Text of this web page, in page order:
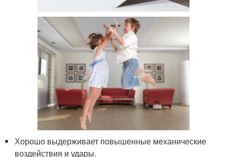
Хорошо выдерживает повышенные механические
воздействия и удары.